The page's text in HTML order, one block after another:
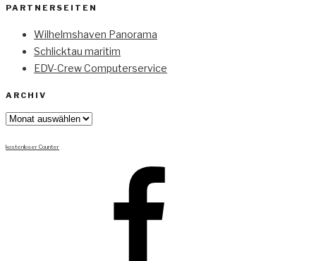
PARTNERSEITEN
Wilhelmshaven Panorama
Schlicktau maritim
EDV-Crew Computerservice
ARCHIV
Archiv
kostenloser Counter